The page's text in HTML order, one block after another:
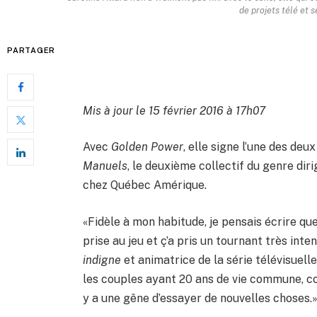
de projets télé et
PARTAGER
Mis à jour le 15 février 2016 à 17h07
Avec Golden Power, elle signe l’une des
Manuels, le deuxième collectif du genre
chez Québec Amérique.
«Fidèle à mon habitude, je pensais écrire
prise au jeu et ç’a pris un tournant très
indigne et animatrice de la série
les couples ayant 20 ans de vie commune,
y a une gêne d’essayer de nouvelles